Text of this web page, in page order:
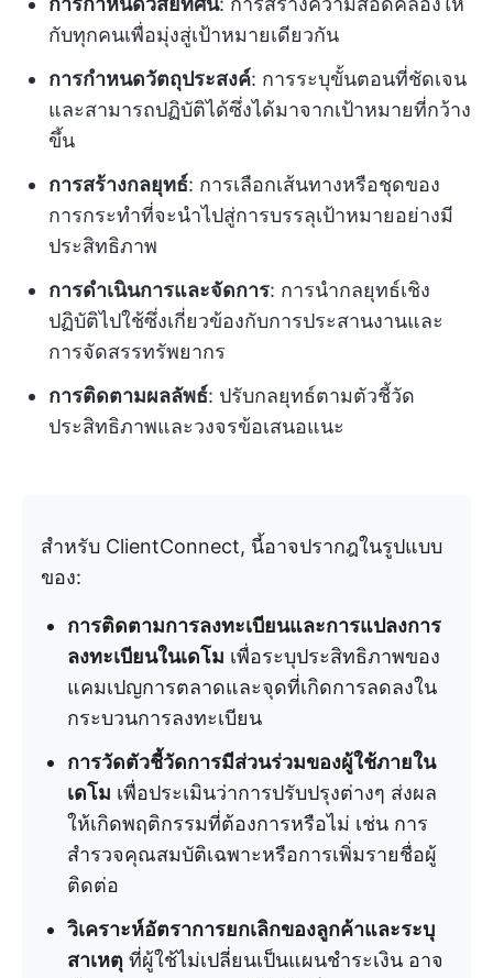
กับทุกคนเพื่อมุ่งสู่เป้าหมายเดียวกัน
การกำหนดวัตถุประสงค์: การระบุขั้นตอนที่ชัดเจน
และสามารถปฏิบัติได้ซึ่งได้มาจากเป้าหมายที่กว้าง
ขึ้น
การสร้างกลยุทธ์: การเลือกเส้นทางหรือชุดของ
การกระทำที่จะนำไปสู่การบรรลุเป้าหมายอย่างมี
ประสิทธิภาพ
การดำเนินการและจัดการ: การนำกลยุทธ์เชิง
ปฏิบัติไปใช้ซึ่งเกี่ยวข้องกับการประสานงานและ
การจัดสรรทรัพยากร
การติดตามผลลัพธ์: ปรับกลยุทธ์ตามตัวชี้วัด
ประสิทธิภาพและวงจรข้อเสนอแนะ
สำหรับ ClientConnect, นี้อาจปรากฎในรูปแบบ
ของ:
การติดตามการลงทะเบียนและการแปลงการ
ลงทะเบียนในเดโม เพื่อระบุประสิทธิภาพของ
แคมเปญการตลาดและจุดที่เกิดการลดลงใน
กระบวนการลงทะเบียน
การวัดตัวชี้วัดการมีส่วนร่วมของผู้ใช้ภายใน
เดโม เพื่อประเมินว่าการปรับปรุงต่างๆ ส่งผล
ให้เกิดพฤติกรรมที่ต้องการหรือไม่ เช่น การ
สำรวจคุณสมบัติเฉพาะหรือการเพิ่มรายชื่อผู้
ติดต่อ
วิเคราะห์อัตราการยกเลิกของลูกค้าและระบุ
สาเหตุ ที่ผู้ใช้ไม่เปลี่ยนเป็นแผนชำระเงิน อาจ